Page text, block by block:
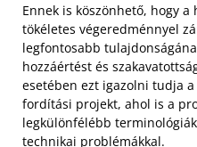
Ennek is köszönhető, hogy
tökéletes végeredménnyel
legfontosabb
hozzáértést és
esetében ezt igazolni tudja
fordítási projekt, ahol is a
legkülönfélébb
technikai problémákkal.